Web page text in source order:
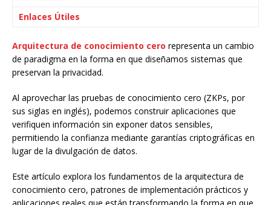
Enlaces Útiles
Arquitectura de conocimiento cero representa un cambio
de paradigma en la forma en que diseñamos sistemas que
preservan la privacidad.
Al aprovechar las pruebas de conocimiento cero (ZKPs, por
sus siglas en inglés), podemos construir aplicaciones que
verifiquen información sin exponer datos sensibles,
permitiendo la confianza mediante garantías criptográficas en
lugar de la divulgación de datos.
Este artículo explora los fundamentos de la arquitectura de
conocimiento cero, patrones de implementación prácticos y